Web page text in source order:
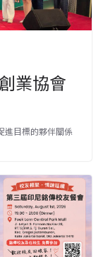
業協會
進目標的夥伴關係